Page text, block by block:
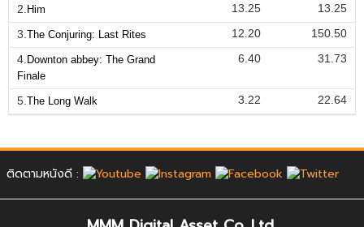
2. Him 13.25
13.25
3. The Conjuring: Last Rites 12.20
150.50
4. Downton abbey: The Grand
Finale
6.40 31.73
5. The Long Walk 3.22 22.64
ติดตามหนังดี :